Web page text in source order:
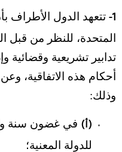
1- تتعهد الدول الأطراف
المتحدة، للنظر من قبل
تدابير تشريعية وقضائية
أحكام هذه الاتفاقية،
وذلك:
(أ) في غضون سنة
للدولة المعنية؛